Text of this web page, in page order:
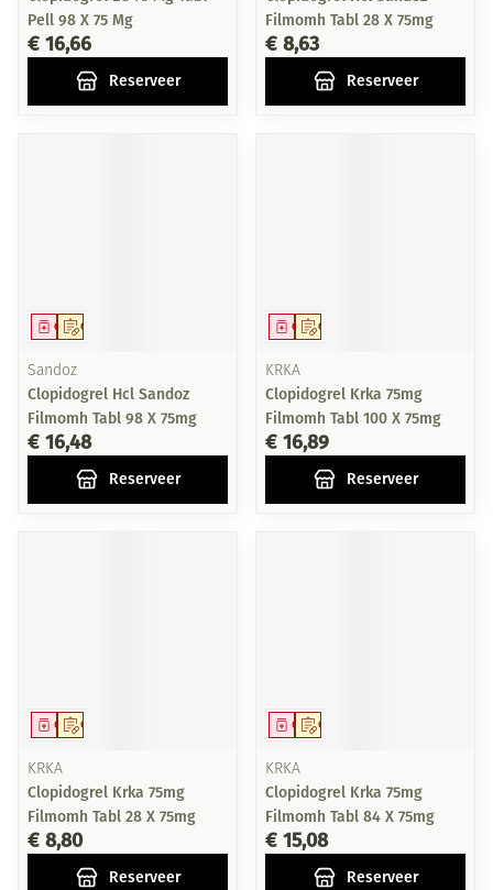
Pell 98 X 75 Mg
€ 16,66
Reserveer
Filmomh Tabl 28 X 75mg
€ 8,63
Reserveer
Op voorschrift
Geneesmiddel
Sandoz
Clopidogrel Hcl Sandoz
Filmomh Tabl 98 X 75mg
€ 16,48
Reserveer
Op voorschrift
Geneesmiddel
KRKA
Clopidogrel Krka 75mg
Filmomh Tabl 100 X 75mg
€ 16,89
Reserveer
Op voorschrift
Geneesmiddel
KRKA
Clopidogrel Krka 75mg
Filmomh Tabl 28 X 75mg
€ 8,80
Reserveer
Op voorschrift
Geneesmiddel
KRKA
Clopidogrel Krka 75mg
Filmomh Tabl 84 X 75mg
€ 15,08
Reserveer